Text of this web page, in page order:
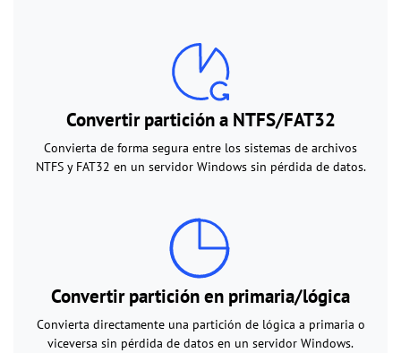
Convertir partición a NTFS/FAT32
Convierta de forma segura entre los sistemas de archivos
NTFS y FAT32 en un servidor Windows sin pérdida de datos.
Convertir partición en primaria/lógica
Convierta directamente una partición de lógica a primaria o
viceversa sin pérdida de datos en un servidor Windows.